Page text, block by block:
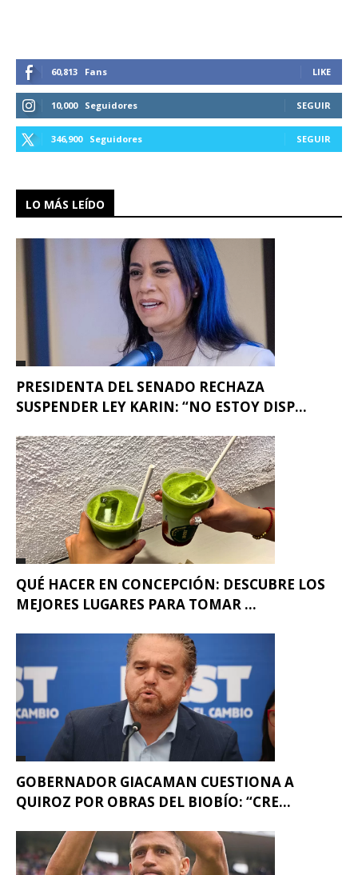
60,813 Fans LIKE
10,000 Seguidores SEGUIR
346,900 Seguidores SEGUIR
LO MÁS LEÍDO
PRESIDENTA DEL SENADO RECHAZA
SUSPENDER LEY KARIN: “NO ESTOY DISP...
QUÉ HACER EN CONCEPCIÓN: DESCUBRE LOS
MEJORES LUGARES PARA TOMAR ...
GOBERNADOR GIACAMAN CUESTIONA A
QUIROZ POR OBRAS DEL BIOBÍO: “CRE...